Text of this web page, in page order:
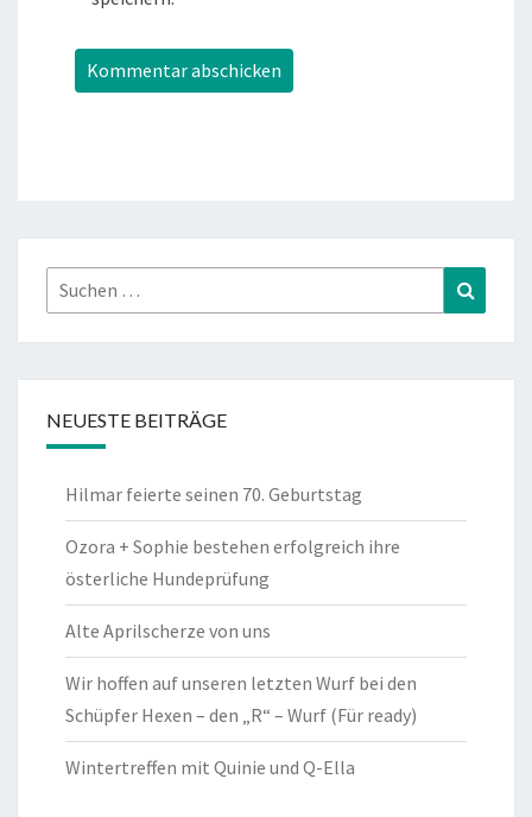
Suchen
nach:
NEUESTE BEITRÄGE
Hilmar feierte seinen 70. Geburtstag
Ozora + Sophie bestehen erfolgreich ihre
österliche Hundeprüfung
Alte Aprilscherze von uns
Wir hoffen auf unseren letzten Wurf bei den
Schüpfer Hexen – den „R“ – Wurf (Für ready)
Wintertreffen mit Quinie und Q-Ella